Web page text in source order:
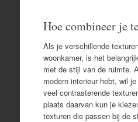
Hoe combineer je
Als je verschillende
woonkamer, is het
met de stijl van de ruimte.
modern interieur hebt, wil
veel contrasterende
plaats daarvan kun je
texturen die passen bij de